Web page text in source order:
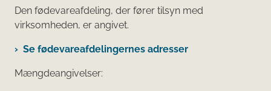
Den fødevareafdeling, der fører tilsyn med
virksomheden, er angivet.
Se fødevareafdelingernes adresser
Mængdeangivelser: